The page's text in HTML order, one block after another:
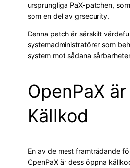
ursprungliga PaX-patchen,
som en del av grsecurity.
Denna patch är särskilt
systemadministratörer som
system mot sådana
OpenPaX
Källkod
En av de mest framträdande
OpenPaX är dess öppna